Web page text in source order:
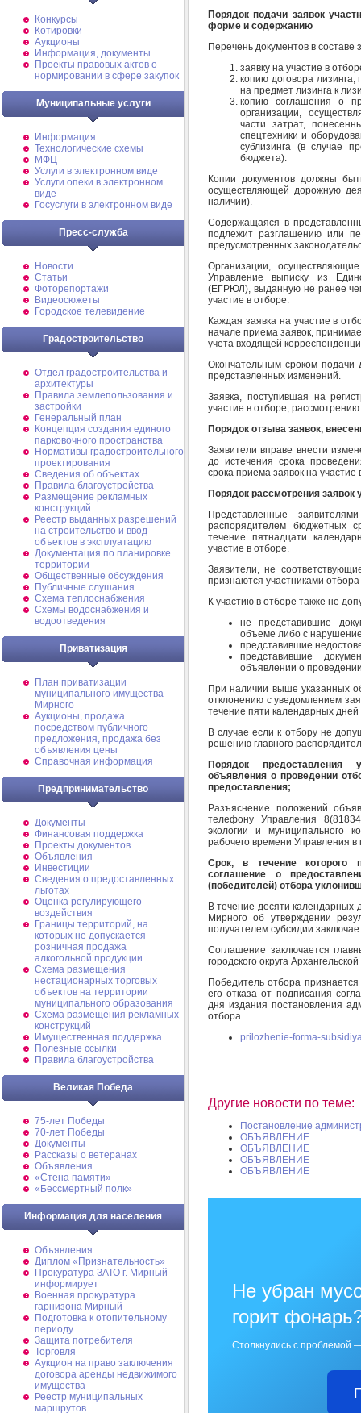
Конкурсы
Котировки
Аукционы
Информация, документы
Проекты правовых актов о
нормировании в сфере закупок
Муниципальные услуги
Информация
Технологические схемы
МФЦ
Услуги в электронном виде
Услуги опеки в электронном
виде
Госуслуги в электронном виде
Пресс-служба
Новости
Статьи
Фоторепортажи
Видеосюжеты
Городское телевидение
Градостроительство
Отдел градостроительства и
архитектуры
Правила землепользования и
застройки
Генеральный план
Концепция создания единого
парковочного пространства
Нормативы градостроительного
проектирования
Сведения об объектах
Правила благоустройства
Размещение рекламных
конструкций
Реестр выданных разрешений
на строительство и ввод
объектов в эксплуатацию
Документация по планировке
территории
Общественные обсуждения
Публичные слушания
Схема теплоснабжения
Схемы водоснабжения и
водоотведения
Приватизация
План приватизации
муниципального имущества
Мирного
Аукционы, продажа
посредством публичного
предложения, продажа без
объявления цены
Справочная информация
Предпринимательство
Документы
Финансовая поддержка
Проекты документов
Объявления
Инвестиции
Сведения о предоставленных
льготах
Оценка регулирующего
воздействия
Границы территорий, на
которых не допускается
розничная продажа
алкогольной продукции
Схема размещения
нестационарных торговых
объектов на территории
муниципального образования
Схема размещения рекламных
конструкций
Имущественная поддержка
Полезные ссылки
Правила благоустройства
Великая Победа
75-лет Победы
70-лет Победы
Документы
Рассказы о ветеранах
Объявления
«Стена памяти»
«Бессмертный полк»
Информация для населения
Объявления
Диплом «Признательность»
Прокуратура ЗАТО г. Мирный
информирует
Военная прокуратура
гарнизона Мирный
Подготовка к отопительному
периоду
Защита потребителя
Торговля
Аукцион на право заключения
договора аренды недвижимого
имущества
Реестр муниципальных
маршрутов
Порядок подачи заявок
форме и содержанию
Перечень документов в составе
заявку на участие в
копию договора
на предмет лизинга к
копию соглашения о
организации,
части затрат,
спецтехники и
сублизинга (в случае
бюджета).
Копии документов должны
осуществляющей дорожную
наличии).
Содержащаяся в
подлежит разглашению или
предусмотренных
Организации,
Управление выписку из
(ЕГРЮЛ), выданную не ранее
участие в отборе.
Каждая заявка на участие в
начале приема заявок,
учета входящей
Окончательным сроком подачи
представленных изменений.
Заявка, поступившая на
участие в отборе,
Порядок отзыва заявок,
Заявители вправе внести
до истечения срока
срока приема заявок на
Порядок рассмотрения заявок
Представленные
распорядителем бюджетных
течение пятнадцати
участие в отборе.
Заявители, не
признаются участниками
К участию в отборе также не
не представившие
объеме либо с
представившие
представившие
объявлении о
При наличии выше указанных
отклонению с уведомлением
течение пяти календарных
В случае если к отбору не
решению главного
Порядок предоставления
объявления о проведении
предоставления;
Разъяснение положений
телефону Управления
экологии и муниципального
рабочего времени Управления
Срок, в течение которого
соглашение о
(победителей) отбора
В течение десяти календарных
Мирного об утверждении
получателем субсидии
Соглашение заключается
городского округа
Победитель отбора
его отказа от подписания
дня издания постановления
отбора.
prilozhenie-forma-
Другие новости по теме:
Постановление
ОБЪЯВЛЕНИЕ
ОБЪЯВЛЕНИЕ
ОБЪЯВЛЕНИЕ
ОБЪЯВЛЕНИЕ
Не убран
горит
Столкнулись с проблемой